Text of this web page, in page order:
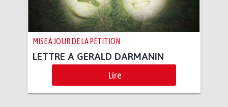
MISE À JOUR DE LA PÉTITION
LETTRE A GERALD DARMANIN
Lire